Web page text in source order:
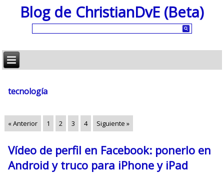
Blog de ChristianDvE (Beta)
tecnología
« Anterior 1 2 3 4 Siguiente »
Vídeo de perfil en Facebook: ponerlo en
Android y truco para iPhone y iPad